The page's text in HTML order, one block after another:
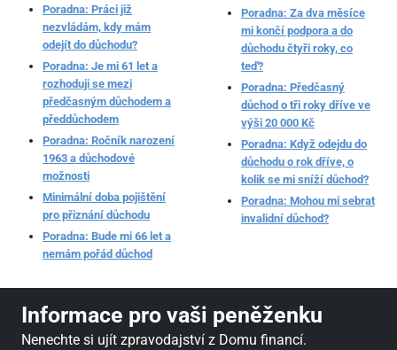
Poradna: Práci již
nezvládám, kdy mám
odejít do důchodu?
Poradna: Je mi 61 let a
rozhoduji se mezi
předčasným důchodem a
předdůchodem
Poradna: Ročník narození
1963 a důchodové
možnosti
Minimální doba pojištění
pro přiznání důchodu
Poradna: Bude mi 66 let a
nemám pořád důchod
Poradna: Za dva měsíce
mi končí podpora a do
důchodu čtyři roky, co
teď?
Poradna: Předčasný
důchod o tři roky dříve ve
výši 20 000 Kč
Poradna: Když odejdu do
důchodu o rok dříve, o
kolik se mi sníží důchod?
Poradna: Mohou mi sebrat
invalidní důchod?
Informace pro vaši peněženku
Nenechte si ujít zpravodajství z Domu financí.